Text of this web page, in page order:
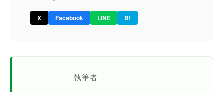
X Facebook LINE B!
執筆者